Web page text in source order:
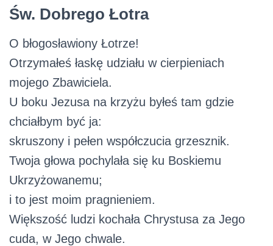
Św. Dobrego Łotra
O błogosławiony Łotrze!
Otrzymałeś łaskę udziału w cierpieniach
mojego Zbawiciela.
U boku Jezusa na krzyżu byłeś tam gdzie
chciałbym być ja:
skruszony i pełen współczucia grzesznik.
Twoja głowa pochylała się ku Boskiemu
Ukrzyżowanemu;
i to jest moim pragnieniem.
Większość ludzi kochała Chrystusa za Jego
cuda, w Jego chwale.